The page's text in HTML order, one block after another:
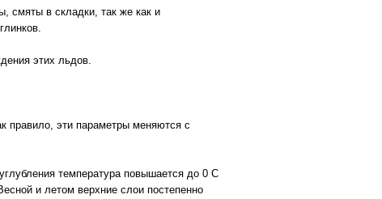
смяты в складки, так же как и
этих льдов.
правило, эти параметры меняются с
температура повышается до 0 С
и летом верхние слои постепенно